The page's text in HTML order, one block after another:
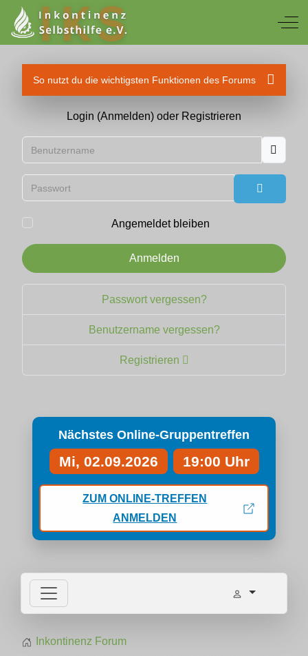
Off-
So nutzt du die wichtigsten Funktionen des Forums
Login (Anmelden) oder Registrieren
Benutzername
Passwort
Passwort
Angemeldet bleiben
Anmelden
Passwort vergessen?
Benutzername vergessen?
Registrieren
Nächstes Online-Gruppentreffen
Mi, 02.09.2026 19:00 Uhr
ZUM ONLINE-TREFFEN
ANMELDEN
Inkontinenz Forum